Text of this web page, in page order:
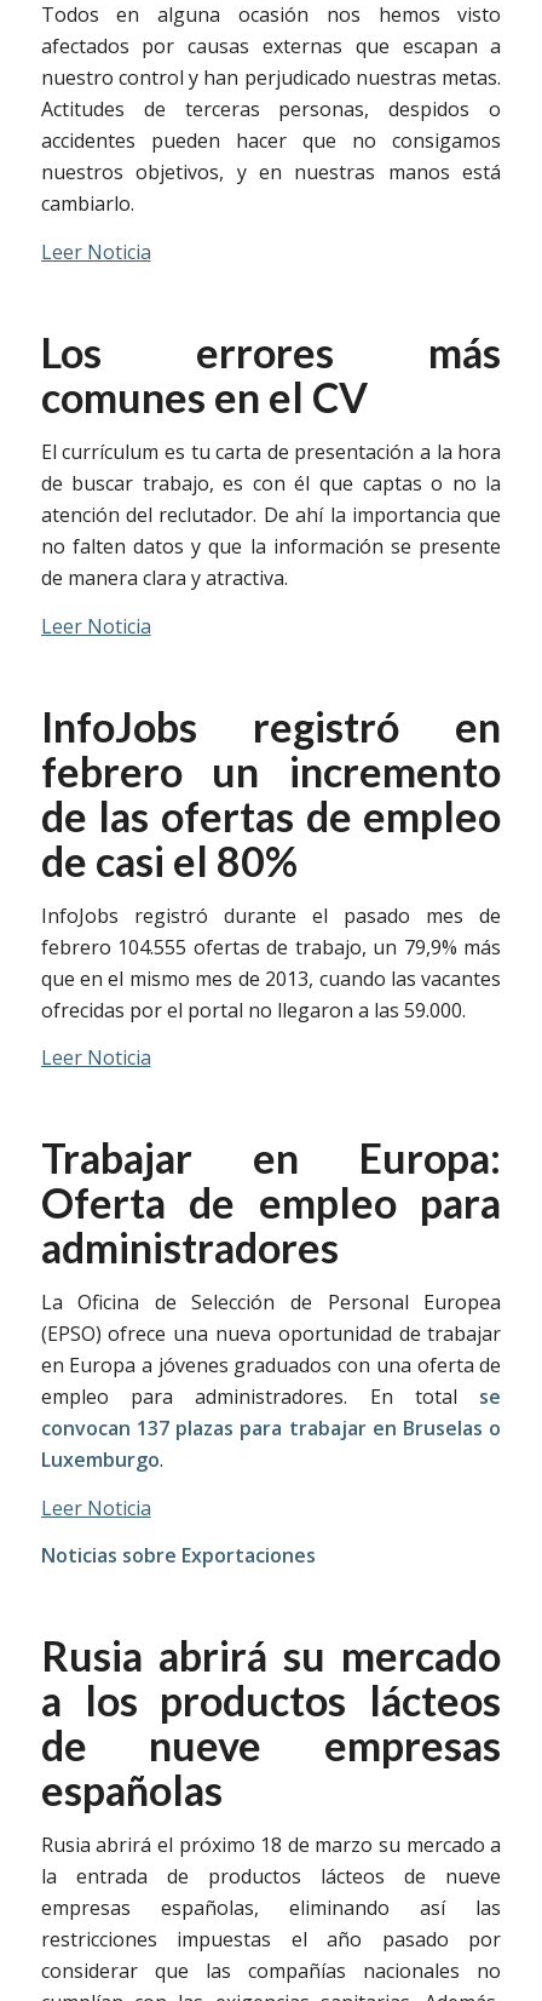
Todos en alguna ocasión nos hemos visto
afectados por causas externas que escapan a
nuestro control y han perjudicado nuestras metas.
Actitudes de terceras personas, despidos o
accidentes pueden hacer que no consigamos
nuestros objetivos, y en nuestras manos está
cambiarlo.
Leer Noticia
Los errores más
comunes en el CV
El currículum es tu carta de presentación a la hora
de buscar trabajo, es con él que captas o no la
atención del reclutador. De ahí la importancia que
no falten datos y que la información se presente
de manera clara y atractiva.
Leer Noticia
InfoJobs registró en
febrero un incremento
de las ofertas de empleo
de casi el 80%
InfoJobs registró durante el pasado mes de
febrero 104.555 ofertas de trabajo, un 79,9% más
que en el mismo mes de 2013, cuando las vacantes
ofrecidas por el portal no llegaron a las 59.000.
Leer Noticia
Trabajar en Europa:
Oferta de empleo para
administradores
La Oficina de Selección de Personal Europea
(EPSO) ofrece una nueva oportunidad de trabajar
en Europa a jóvenes graduados con una oferta de
empleo para administradores. En total se
convocan 137 plazas para trabajar en Bruselas o
Luxemburgo.
Leer Noticia
Noticias sobre Exportaciones
Rusia abrirá su mercado
a los productos lácteos
de nueve empresas
españolas
Rusia abrirá el próximo 18 de marzo su mercado a
la entrada de productos lácteos de nueve
empresas españolas, eliminando así las
restricciones impuestas el año pasado por
considerar que las compañías nacionales no